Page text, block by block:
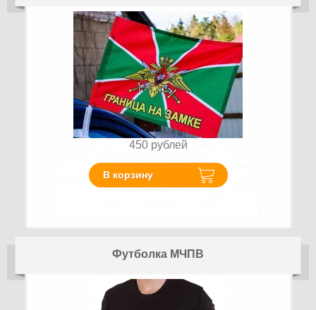
450 рублей
В корзину
Футболка МЧПВ